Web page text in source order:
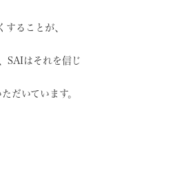
することが、
SAIはそれを信じ
だいています。